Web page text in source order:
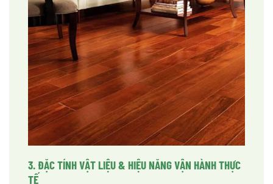
3. ĐẶC TÍNH VẬT LIỆU & HIỆU NĂNG VẬN HÀNH THỰC
TẾ